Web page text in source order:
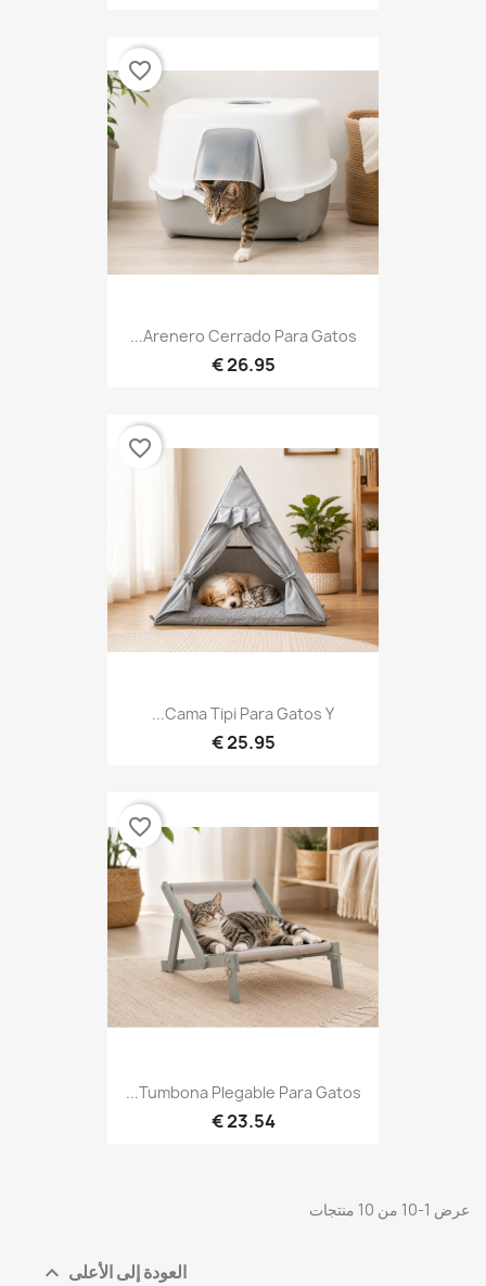
Arenero Cerrado Para Gatos...
26.95 €
favorite_border
Cama Tipi Para Gatos Y...
25.95 €
favorite_border
Tumbona Plegable Para Gatos...
23.54 €
favorite_border
عرض 1-10 من 10 منتجات
العودة إلى الأعلى 